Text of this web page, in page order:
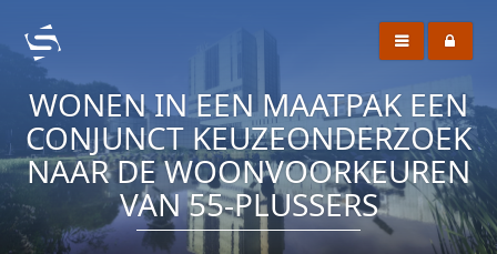
WONEN IN EEN MAATPAK EEN
CONJUNCT KEUZEONDERZOEK
NAAR DE WOONVOORKEUREN
VAN 55-PLUSSERS